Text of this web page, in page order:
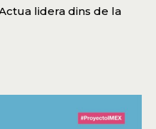
lidera dins de la